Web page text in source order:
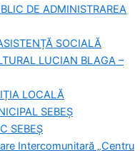
DE ADMINISTRAREA
SOCIALĂ
LUCIAN BLAGA –
LOCALĂ
SEBEȘ
SEBEȘ
Intercomunitară „Centru